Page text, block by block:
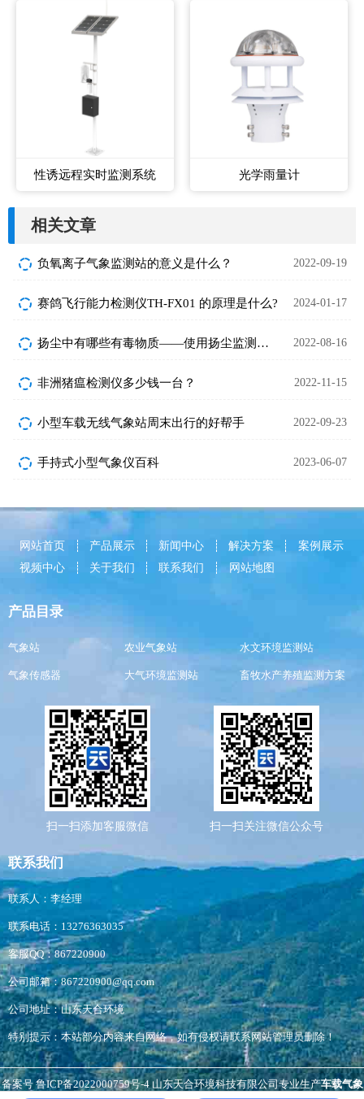
性诱远程实时监测系统 光学雨量计
相关文章
负氧离子气象监测站的意义是什么？ 2022-09-19
赛鸽飞行能力检测仪TH-FX01 的原理是什么? 2024-01-17
扬尘中有哪些有毒物质——使用扬尘监测仪有多重要？ 2022-08-16
非洲猪瘟检测仪多少钱一台？ 2022-11-15
小型车载无线气象站周末出行的好帮手 2022-09-23
手持式小型气象仪百科 2023-06-07
网站首页 产品展示 新闻中心 解决方案
案例展示
视频中心
关于我们 联系我们 网站地图
产品目录
气象站 农业气象站 水文环境监测站
气象传感器 大气环境监测站 畜牧水产养殖监测方案
扫一扫添加客服微信 扫一扫关注微信公众号
联系我们
联系人：李经理
联系电话：13276363035
客服QQ：867220900
公司邮箱：867220900@qq.com
公司地址：山东天合环境
特别提示：本站部分内容来自网络，如有侵权请联系网站管理员删除！
备案号 鲁ICP备2022000759号-4山东天合环境科技有限公司专业生产车载气象